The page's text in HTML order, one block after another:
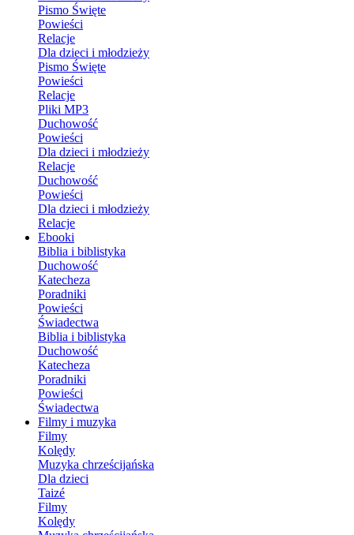
Pismo Święte
Powieści
Relacje
Dla dzieci i młodzieży
Pismo Święte
Powieści
Relacje
Pliki MP3
Duchowość
Powieści
Dla dzieci i młodzieży
Relacje
Duchowość
Powieści
Dla dzieci i młodzieży
Relacje
Ebooki
Biblia i biblistyka
Duchowość
Katecheza
Poradniki
Powieści
Świadectwa
Biblia i biblistyka
Duchowość
Katecheza
Poradniki
Powieści
Świadectwa
Filmy i muzyka
Filmy
Kolędy
Muzyka chrześcijańska
Dla dzieci
Taizé
Filmy
Kolędy